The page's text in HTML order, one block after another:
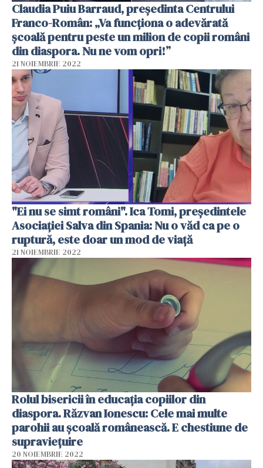
Claudia Puiu Barraud, președinta Centrului
Franco-Român: „Va funcționa o adevărată
școală pentru peste un milion de copii români
din diaspora. Nu ne vom opri!”
21 NOIEMBRIE 2022
"Ei nu se simt români". Ica Tomi, preşedintele
Asociaţiei Salva din Spania: Nu o văd ca pe o
ruptură, este doar un mod de viață
21 NOIEMBRIE 2022
Rolul bisericii în educația copiilor din
diaspora. Răzvan Ionescu: Cele mai multe
parohii au şcoală românească. E chestiune de
supravieţuire
20 NOIEMBRIE 2022